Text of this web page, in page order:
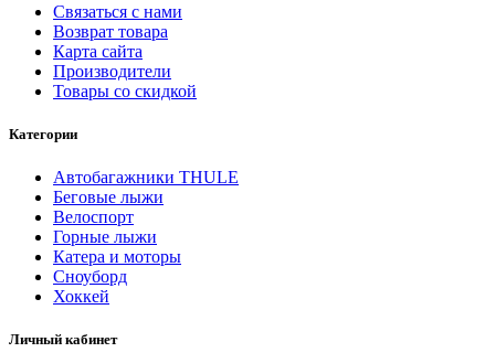
Связаться с нами
Возврат товара
Карта сайта
Производители
Товары со скидкой
Категории
Автобагажники THULE
Беговые лыжи
Велоспорт
Горные лыжи
Катера и моторы
Сноуборд
Хоккей
Личный кабинет